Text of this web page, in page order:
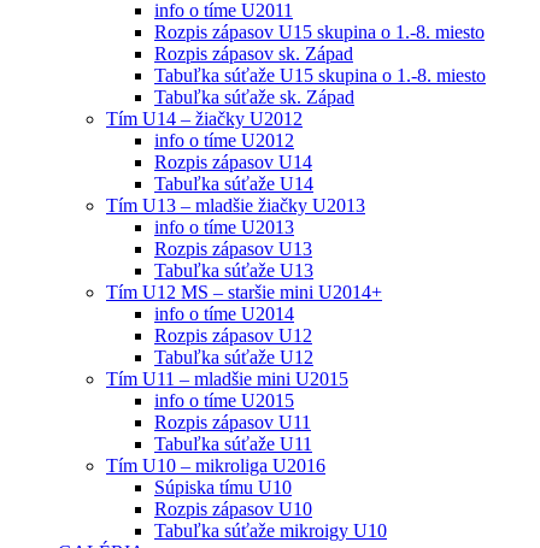
info o tíme U2011
Rozpis zápasov U15 skupina o 1.-8. miesto
Rozpis zápasov sk. Západ
Tabuľka súťaže U15 skupina o 1.-8. miesto
Tabuľka súťaže sk. Západ
Tím U14 – žiačky U2012
info o tíme U2012
Rozpis zápasov U14
Tabuľka súťaže U14
Tím U13 – mladšie žiačky U2013
info o tíme U2013
Rozpis zápasov U13
Tabuľka súťaže U13
Tím U12 MS – staršie mini U2014+
info o tíme U2014
Rozpis zápasov U12
Tabuľka súťaže U12
Tím U11 – mladšie mini U2015
info o tíme U2015
Rozpis zápasov U11
Tabuľka súťaže U11
Tím U10 – mikroliga U2016
Súpiska tímu U10
Rozpis zápasov U10
Tabuľka súťaže mikroigy U10